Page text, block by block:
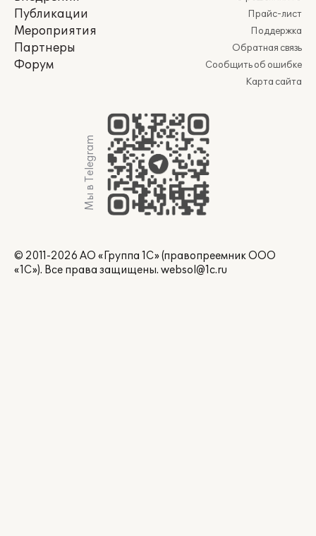
Публикации
Мероприятия
Партнеры
Форум
Прайс-лист
Поддержка
Обратная связь
Сообщить об ошибке
Карта сайта
Мы в Telegram
© 2011-2026 АО «Группа 1С» (правопреемник ООО
«1С»). Все права защищены. websol@1c.ru